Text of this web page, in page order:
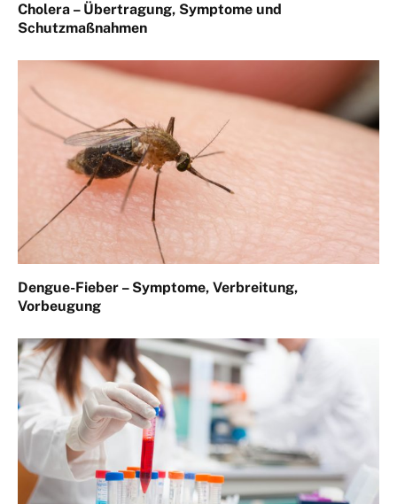
Cholera – Übertragung, Symptome und
Schutzmaßnahmen
Dengue-Fieber – Symptome, Verbreitung,
Vorbeugung